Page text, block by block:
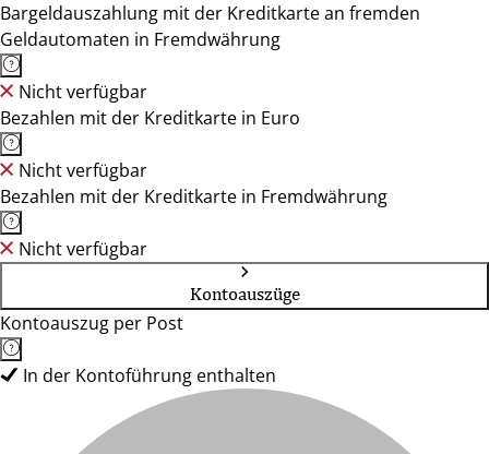
Bargeldauszahlung mit der Kreditkarte an fremden
Geldautomaten in Fremdwährung
Nicht verfügbar
Bezahlen mit der Kreditkarte in Euro
Nicht verfügbar
Bezahlen mit der Kreditkarte in Fremdwährung
Nicht verfügbar
Kontoauszüge
Kontoauszug per Post
In der Kontoführung enthalten